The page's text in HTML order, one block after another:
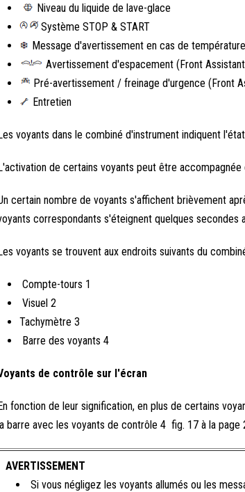
Niveau du liquide de lave-glace
Système STOP & START
Message d'avertissement en cas de
Avertissement d'espacement (Front
Pré-avertissement / freinage d'urgence (Front
Entretien
voyants dans le combiné d'instrument indiquent
de certains voyants peut être
certain nombre de voyants s'affichent brièvement
correspondants s'éteignent quelques secondes
voyants se trouvent aux endroits suivants du
Compte-tours 1
Visuel 2
Tachymètre 3
Barre des voyants 4
de contrôle sur l'écran
fonction de leur signification, en plus de certains
barre avec les voyants de contrôle 4 fig. 17 à la page
AVERTISSEMENT
Si vous négligez les voyants allumés ou les